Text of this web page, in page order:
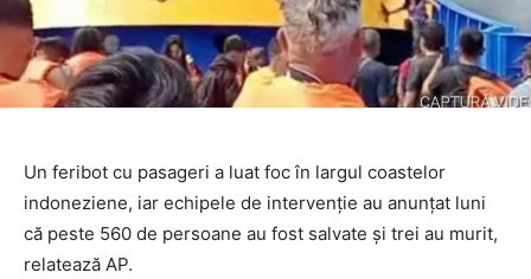
Un feribot cu pasageri a luat foc în largul coastelor
indoneziene, iar echipele de intervenţie au anunţat luni
că peste 560 de persoane au fost salvate şi trei au murit,
relatează AP.